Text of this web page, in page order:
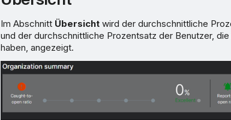
Im Abschnitt Übersicht wird der durchschnittliche
und der durchschnittliche Prozentsatz der Benutzer,
haben, angezeigt.